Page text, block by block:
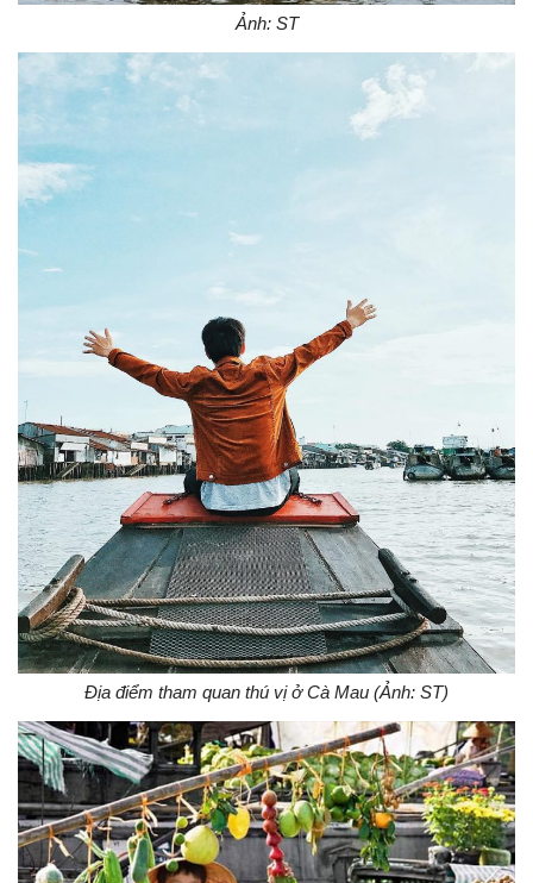
Ảnh: ST
Địa điểm tham quan thú vị ở Cà Mau (Ảnh: ST)